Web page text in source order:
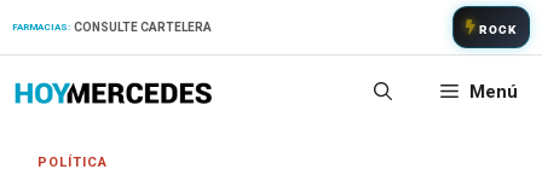
FARMACIAS: CONSULTE CARTELERA ROCK
Menú